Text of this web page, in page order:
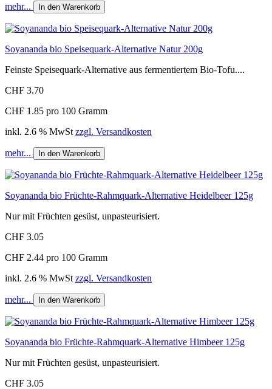
mehr... In den Warenkorb
Soyananda bio Speisequark-Alternative Natur 200g
Feinste Speisequark-Alternative aus fermentiertem Bio-Tofu....
CHF 3.70
CHF 1.85 pro 100 Gramm
inkl. 2.6 % MwSt zzgl. Versandkosten
mehr... In den Warenkorb
Soyananda bio Früchte-Rahmquark-Alternative Heidelbeer 125g
Nur mit Früchten gesüst, unpasteurisiert.
CHF 3.05
CHF 2.44 pro 100 Gramm
inkl. 2.6 % MwSt zzgl. Versandkosten
mehr... In den Warenkorb
Soyananda bio Früchte-Rahmquark-Alternative Himbeer 125g
Nur mit Früchten gesüst, unpasteurisiert.
CHF 3.05